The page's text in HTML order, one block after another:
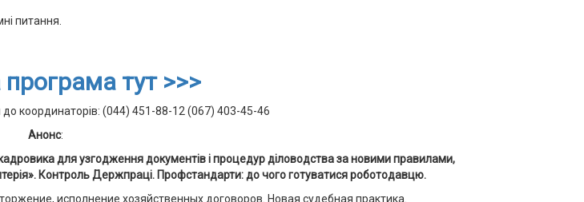
питання.
тут >>>
до координаторів: (044) 451-88-12 (067) 403-45-46
Анонс:
для узгодження документів і процедур діловодства за новими правилами,
Контроль Держпраці. Профстандарти: до чого готуватися роботодавцю.
исполнение хозяйственных договоров. Новая судебная практика.